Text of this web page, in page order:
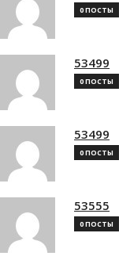
0 ПОСТЫ
53499
0 ПОСТЫ
53499
0 ПОСТЫ
53555
0 ПОСТЫ